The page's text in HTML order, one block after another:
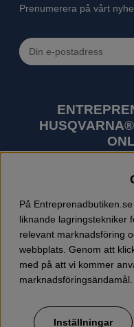
Prenumerera på vårt
trädgårdsmaskiner. I
motorsågar, röjsågar,
trädgårdstraktorer,
jordfräsar,
Entreprenadbutiken har
På
liknande lagringstekniker
relevant marknadsföring
webbplats. Genom att
med på att vi kommer
Inställningar